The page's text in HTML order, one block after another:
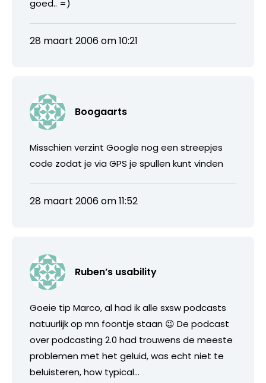
goed.. =)
28 maart 2006 om 10:21
Boogaarts
Misschien verzint Google nog een streepjes
code zodat je via GPS je spullen kunt vinden
28 maart 2006 om 11:52
Ruben’s usability
Goeie tip Marco, al had ik alle sxsw podcasts
natuurlijk op mn foontje staan 😉 De podcast
over podcasting 2.0 had trouwens de meeste
problemen met het geluid, was echt niet te
beluisteren, how typical…